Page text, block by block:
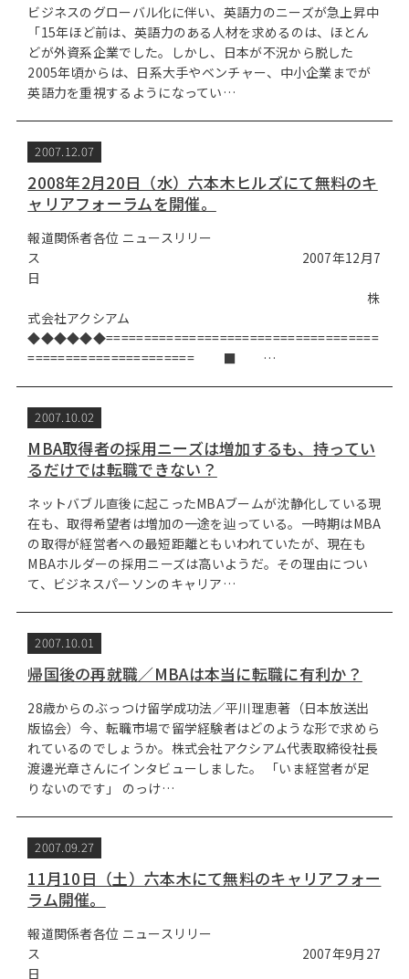
ビジネスのグローバル化に伴い、英語力のニーズが急上昇中
「15年ほど前は、英語力のある人材を求めるのは、ほとん
どが外資系企業でした。しかし、日本が不況から脱した
2005年頃からは、日系大手やベンチャー、中小企業までが
英語力を重視するようになってい…
2007.12.07
2008年2月20日（水）六本木ヒルズにて無料のキ
ャリアフォーラムを開催。
報道関係者各位 ニュースリリー
ス 2007年12月7
日
株
式会社アクシアム
◆◆◆◆◆◆====================================
====================== ■ …
2007.10.02
MBA取得者の採用ニーズは増加するも、持ってい
るだけでは転職できない？
ネットバブル直後に起こったMBAブームが沈静化している現
在も、取得希望者は増加の一途を辿っている。一時期はMBA
の取得が経営者への最短距離ともいわれていたが、現在も
MBAホルダーの採用ニーズは高いようだ。その理由につい
て、ビジネスパーソンのキャリア…
2007.10.01
帰国後の再就職／MBAは本当に転職に有利か？
28歳からのぶっつけ留学成功法／平川理恵著（日本放送出
版協会）今、転職市場で留学経験者はどのような形で求めら
れているのでしょうか。株式会社アクシアム代表取締役社長
渡邊光章さんにインタビューしました。 「いま経営者が足
りないのです」 のっけ…
2007.09.27
11月10日（土）六本木にて無料のキャリアフォー
ラム開催。
報道関係者各位 ニュースリリー
ス 2007年9月27
日